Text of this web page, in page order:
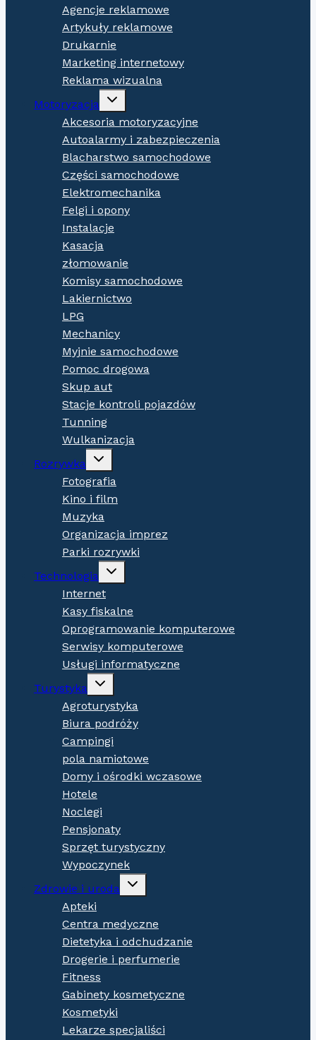
Agencje reklamowe
Artykuły reklamowe
Drukarnie
Marketing internetowy
Reklama wizualna
Motoryzacja
Expand
menu
Akcesoria motoryzacyjne
Autoalarmy i zabezpieczenia
Blacharstwo samochodowe
Części samochodowe
Elektromechanika
Felgi i opony
Instalacje
Kasacja
złomowanie
Komisy samochodowe
Lakiernictwo
LPG
Mechanicy
Myjnie samochodowe
Pomoc drogowa
Skup aut
Stacje kontroli pojazdów
Tunning
Wulkanizacja
Rozrywka
Expand
menu
Fotografia
Kino i film
Muzyka
Organizacja imprez
Parki rozrywki
Technologia
Expand
menu
Internet
Kasy fiskalne
Oprogramowanie komputerowe
Serwisy komputerowe
Usługi informatyczne
Turystyka
Expand
Agroturystyka
Biura podróży
Campingi
pola namiotowe
Domy i ośrodki wczasowe
Hotele
Noclegi
Pensjonaty
Sprzęt turystyczny
Wypoczynek
Zdrowie i uroda
Expand
Apteki
Centra medyczne
Dietetyka i odchudzanie
Drogerie i perfumerie
Fitness
Gabinety kosmetyczne
Kosmetyki
Lekarze specjaliści